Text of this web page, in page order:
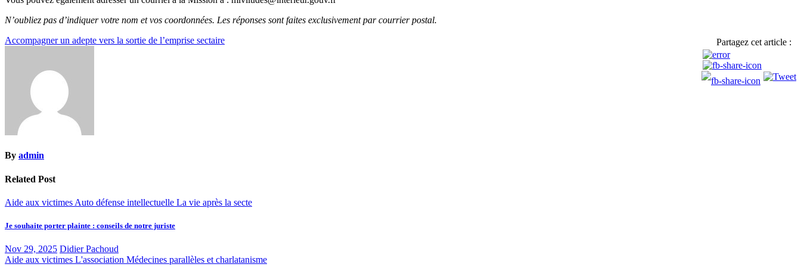
N’oubliez pas d’indiquer votre nom et vos coordonnées. Les réponses sont faites exclusivement par courrier postal.
Partagez cet article :
Navigation
l’article
Accompagner un adepte vers la sortie de l’emprise sectaire
By admin
Related Post
Aide aux victimes Auto défense intellectuelle La vie après la secte
Je souhaite porter plainte : conseils de notre juriste
Nov 29, 2025 Didier Pachoud
Aide aux victimes L'association Médecines parallèles et charlatanisme